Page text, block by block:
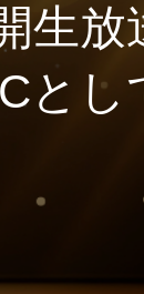
生放
とし